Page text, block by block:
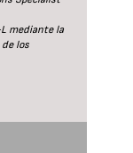
mediante la
los